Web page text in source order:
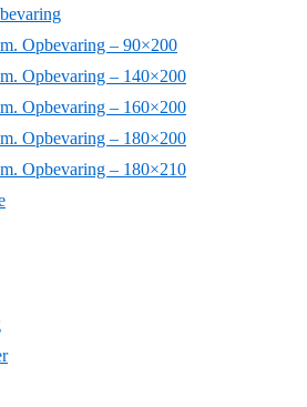
Opbevaring – 90×200
Opbevaring – 140×200
Opbevaring – 160×200
Opbevaring – 180×200
Opbevaring – 180×210